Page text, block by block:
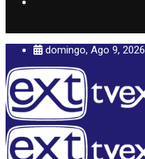
domingo, Ago 9, 2026